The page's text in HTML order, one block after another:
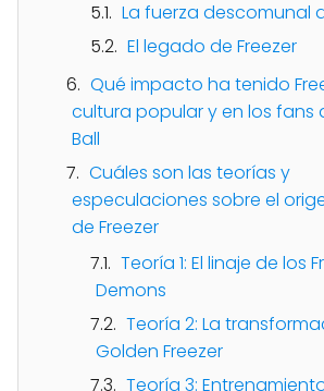
La fuerza descomunal
El legado de Freezer
Qué impacto ha tenido
cultura popular y en los fans
Ball
Cuáles son las teorías y
especulaciones sobre el
de Freezer
Teoría 1: El linaje de los
Demons
Teoría 2: La
Golden Freezer
Teoría 3: